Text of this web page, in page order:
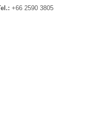
+66 2590 3805